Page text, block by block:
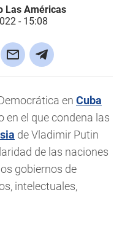
Las Américas
- 15:08
en Cuba
en el que condena las
de Vladimir Putin
de las naciones
gobiernos de
intelectuales,